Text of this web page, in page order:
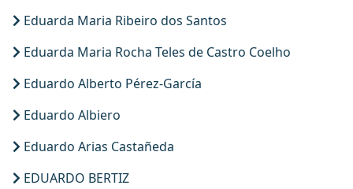
Eduarda Maria Ribeiro dos Santos
Eduarda Maria Rocha Teles de Castro Coelho
Eduardo Alberto Pérez-García
Eduardo Albiero
Eduardo Arias Castañeda
EDUARDO BERTIZ